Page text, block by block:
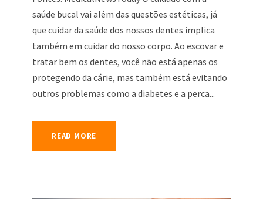
saúde bucal vai além das questões estéticas, já
que cuidar da saúde dos nossos dentes implica
também em cuidar do nosso corpo. Ao escovar e
tratar bem os dentes, você não está apenas os
protegendo da cárie, mas também está evitando
outros problemas como a diabetes e a perca...
READ MORE